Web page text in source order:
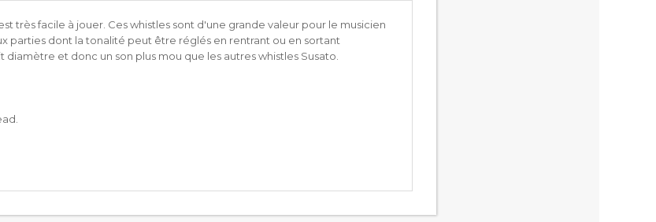
très facile à jouer. Ces whistles sont d'une grande valeur pour le musicien
parties dont la tonalité peut être réglés en rentrant ou en sortant
et donc un son plus mou que les autres whistles Susato.